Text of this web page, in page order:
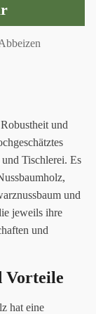
und
Tischlerei. Es
und
jeweils ihre
und
Vorteile
hat eine